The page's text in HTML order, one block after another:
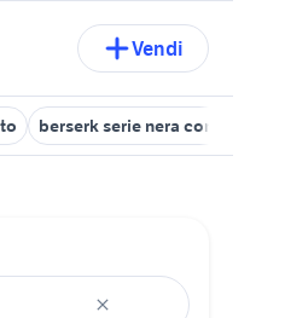
Vendi
berserk serie nera completa